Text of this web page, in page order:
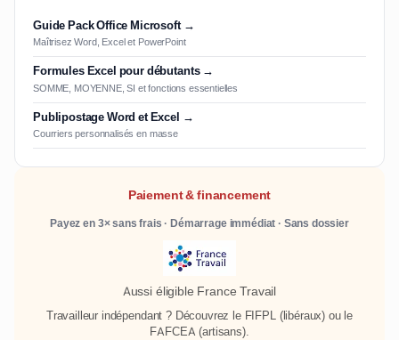
Guide Pack Office Microsoft →
Maîtrisez Word, Excel et PowerPoint
Formules Excel pour débutants →
SOMME, MOYENNE, SI et fonctions essentielles
Publipostage Word et Excel →
Courriers personnalisés en masse
Paiement & financement
Payez en 3× sans frais · Démarrage immédiat · Sans dossier
Aussi éligible France Travail
Travailleur indépendant ? Découvrez le FIFPL(libéraux) ou le
FAFCEA (artisans).